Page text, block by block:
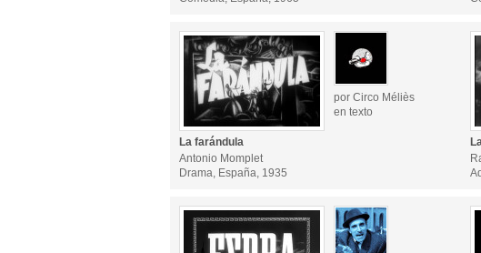
por Circo Méliès
en texto
La farándula
Antonio Momplet
Drama, España, 1935